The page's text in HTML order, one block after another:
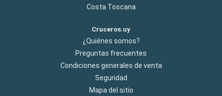
Costa Toscana
Cruceros.uy
¿Quiénes somos?
Preguntas frecuentes
Condiciones generales de venta
Seguridad
Mapa del sitio